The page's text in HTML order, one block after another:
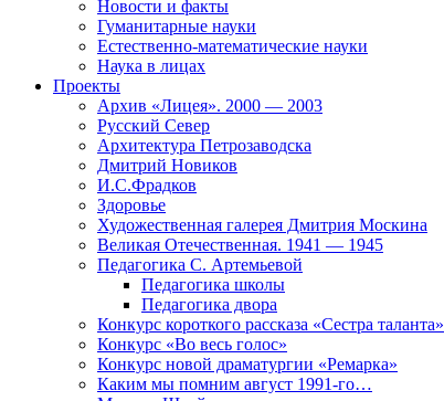
Новости и факты
Гуманитарные науки
Естественно-математические науки
Наука в лицах
Проекты
Архив «Лицея». 2000 — 2003
Русский Север
Архитектура Петрозаводска
Дмитрий Новиков
И.С.Фрадков
Здоровье
Художественная галерея Дмитрия Москина
Великая Отечественная. 1941 — 1945
Педагогика С. Артемьевой
Педагогика школы
Педагогика двора
Конкурс короткого рассказа «Сестра таланта»
Конкурс «Во весь голос»
Конкурс новой драматургии «Ремарка»
Каким мы помним август 1991-го…